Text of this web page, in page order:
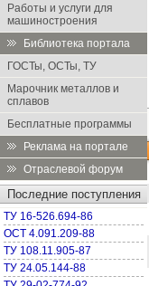
Работы и услуги для
машиностроения
Библиотека портала
ГОСТы, ОСТы, ТУ
Марочник металлов и
сплавов
Бесплатные программы
Реклама на портале
Отраслевой форум
Последние поступления
ТУ 16-526.694-86
ОСТ 4.091.209-88
ТУ 108.11.905-87
ТУ 24.05.144-88